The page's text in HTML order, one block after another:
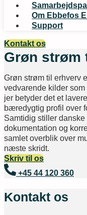
Om Ebbefos
Support
Kontakt os
Grøn strøm
Grøn strøm til erhverv
vedvarende kilder
jer betyder det et
bæredygtig profil over
Samtidig stiller
dokumentation og
samlet overblik over
næste skridt.
Skriv til os
+45 44 120 360
Kontakt os